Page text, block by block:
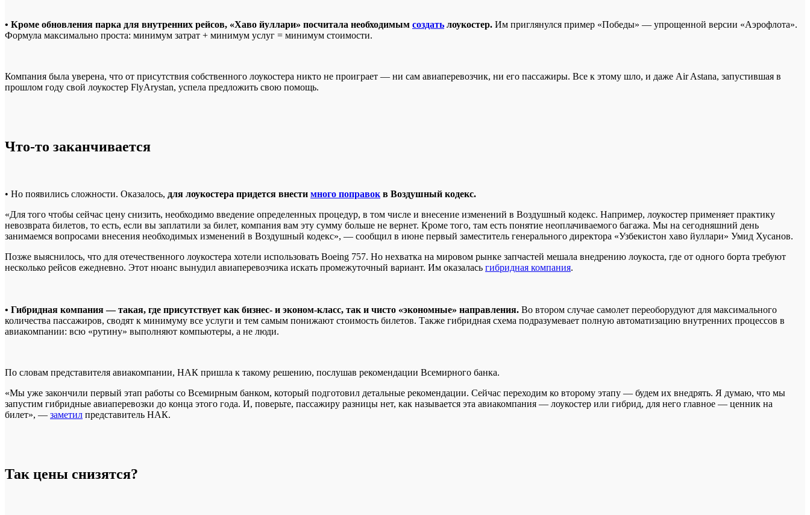
• Кроме обновления парка для внутренних рейсов, «Хаво йуллари» посчитала необходимым создать лоукостер. Им приглянулся пример «Победы» — упрощенной версии «Аэрофлота».
Формула максимально проста: минимум затрат + минимум услуг = минимум стоимости.
Компания была уверена, что от присутствия собственного лоукостера никто не проиграет — ни сам авиаперевозчик, ни его пассажиры. Все к этому шло, и даже Air Astana, запустившая в
прошлом году свой лоукостер FlyArystan, успела предложить свою помощь.
Что-то заканчивается
• Но появились сложности. Оказалось, для лоукостера придется внести много поправок в Воздушный кодекс.
«Для того чтобы сейчас цену снизить, необходимо введение определенных процедур, в том числе и внесение изменений в Воздушный кодекс. Например, лоукостер применяет практику
невозврата билетов, то есть, если вы заплатили за билет, компания вам эту сумму больше не вернет. Кроме того, там есть понятие неоплачиваемого багажа. Мы на сегодняшний день
занимаемся вопросами внесения необходимых изменений в Воздушный кодекс», — сообщил в июне первый заместитель генерального директора «Узбекистон хаво йуллари» Умид Хусанов.
Позже выяснилось, что для отечественного лоукостера хотели использовать Boeing 757. Но нехватка на мировом рынке запчастей мешала внедрению лоукоста, где от одного борта требуют
несколько рейсов ежедневно. Этот нюанс вынудил авиаперевозчика искать промежуточный вариант. Им оказалась гибридная компания.
• Гибридная компания — такая, где присутствует как бизнес- и эконом-класс, так и чисто «экономные» направления. Во втором случае самолет переоборудуют для максимального
количества пассажиров, сводят к минимуму все услуги и тем самым понижают стоимость билетов. Также гибридная схема подразумевает полную автоматизацию внутренних процессов в
авиакомпании: всю «рутину» выполняют компьютеры, а не люди.
По словам представителя авиакомпании, НАК пришла к такому решению, послушав рекомендации Всемирного банка.
«Мы уже закончили первый этап работы со Всемирным банком, который подготовил детальные рекомендации. Сейчас переходим ко второму этапу — будем их внедрять. Я думаю, что мы
запустим гибридные авиаперевозки до конца этого года. И, поверьте, пассажиру разницы нет, как называется эта авиакомпания — лоукостер или гибрид, для него главное — ценник на
билет», — заметил представитель НАК.
Так цены снизятся?